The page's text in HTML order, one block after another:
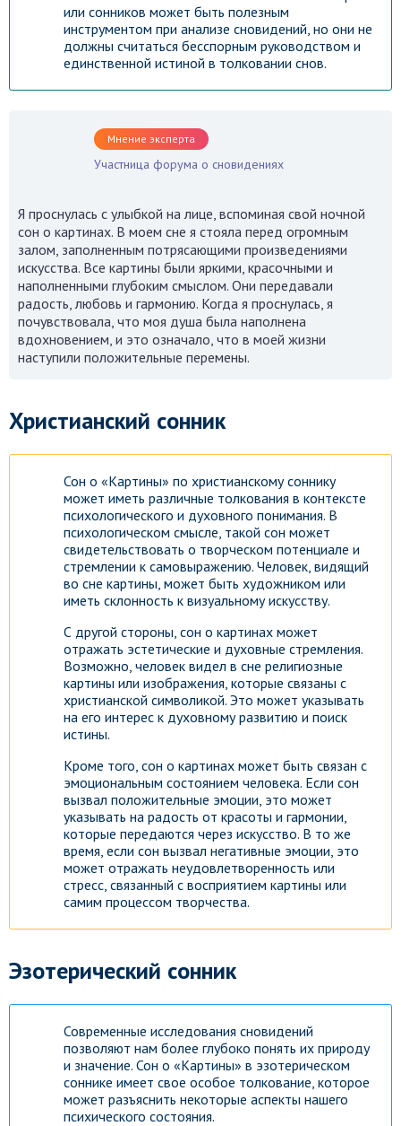
или сонников может быть полезным
инструментом при анализе сновидений, но они не
должны считаться бесспорным руководством и
единственной истиной в толковании снов.
Мнение эксперта
Участница форума о сновидениях
Я проснулась с улыбкой на лице, вспоминая свой ночной
сон о картинах. В моем сне я стояла перед огромным
залом, заполненным потрясающими произведениями
искусства. Все картины были яркими, красочными и
наполненными глубоким смыслом. Они передавали
радость, любовь и гармонию. Когда я проснулась, я
почувствовала, что моя душа была наполнена
вдохновением, и это означало, что в моей жизни
наступили положительные перемены.
Христианский сонник
Сон о «Картины» по христианскому соннику
может иметь различные толкования в контексте
психологического и духовного понимания. В
психологическом смысле, такой сон может
свидетельствовать о творческом потенциале и
стремлении к самовыражению. Человек, видящий
во сне картины, может быть художником или
иметь склонность к визуальному искусству.
С другой стороны, сон о картинах может
отражать эстетические и духовные стремления.
Возможно, человек видел в сне религиозные
картины или изображения, которые связаны с
христианской символикой. Это может указывать
на его интерес к духовному развитию и поиск
истины.
Кроме того, сон о картинах может быть связан с
эмоциональным состоянием человека. Если сон
вызвал положительные эмоции, это может
указывать на радость от красоты и гармонии,
которые передаются через искусство. В то же
время, если сон вызвал негативные эмоции, это
может отражать неудовлетворенность или
стресс, связанный с восприятием картины или
самим процессом творчества.
Эзотерический сонник
Современные исследования сновидений
позволяют нам более глубоко понять их природу
и значение. Сон о «Картины» в эзотерическом
соннике имеет свое особое толкование, которое
может разъяснить некоторые аспекты нашего
психического состояния.